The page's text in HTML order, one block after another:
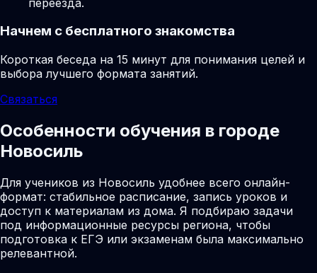
Начнем с бесплатного знакомства
Короткая беседа на 15 минут для понимания целей и
выбора лучшего формата занятий.
Связаться
Особенности обучения в городе
Новосиль
Для учеников из Новосиль удобнее всего онлайн-
формат: стабильное расписание, запись уроков и
доступ к материалам из дома. Я подбираю задачи
под информационные ресурсы региона, чтобы
подготовка к ЕГЭ или экзаменам была максимально
релевантной.